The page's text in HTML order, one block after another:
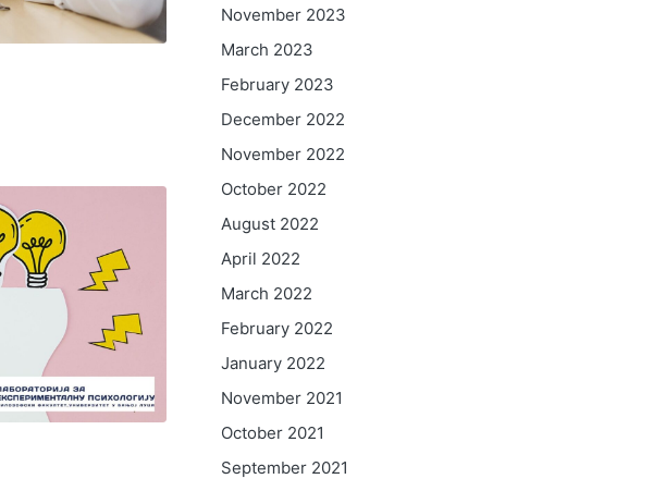
November 2023
March 2023
February 2023
December 2022
November 2022
October 2022
August 2022
April 2022
March 2022
February 2022
January 2022
November 2021
October 2021
September 2021